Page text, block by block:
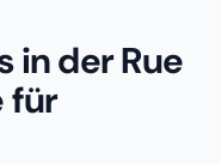
in der Rue
für